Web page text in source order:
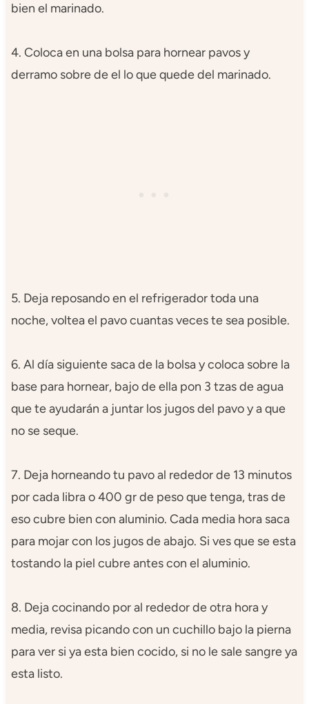
bien el marinado.
4. Coloca en una bolsa para hornear pavos y
derramo sobre de el lo que quede del marinado.
5. Deja reposando en el refrigerador toda una
noche, voltea el pavo cuantas veces te sea posible.
6. Al día siguiente saca de la bolsa y coloca sobre la
base para hornear, bajo de ella pon 3 tzas de agua
que te ayudarán a juntar los jugos del pavo y a que
no se seque.
7. Deja horneando tu pavo al rededor de 13 minutos
por cada libra o 400 gr de peso que tenga, tras de
eso cubre bien con aluminio. Cada media hora saca
para mojar con los jugos de abajo. Si ves que se esta
tostando la piel cubre antes con el aluminio.
8. Deja cocinando por al rededor de otra hora y
media, revisa picando con un cuchillo bajo la pierna
para ver si ya esta bien cocido, si no le sale sangre ya
esta listo.